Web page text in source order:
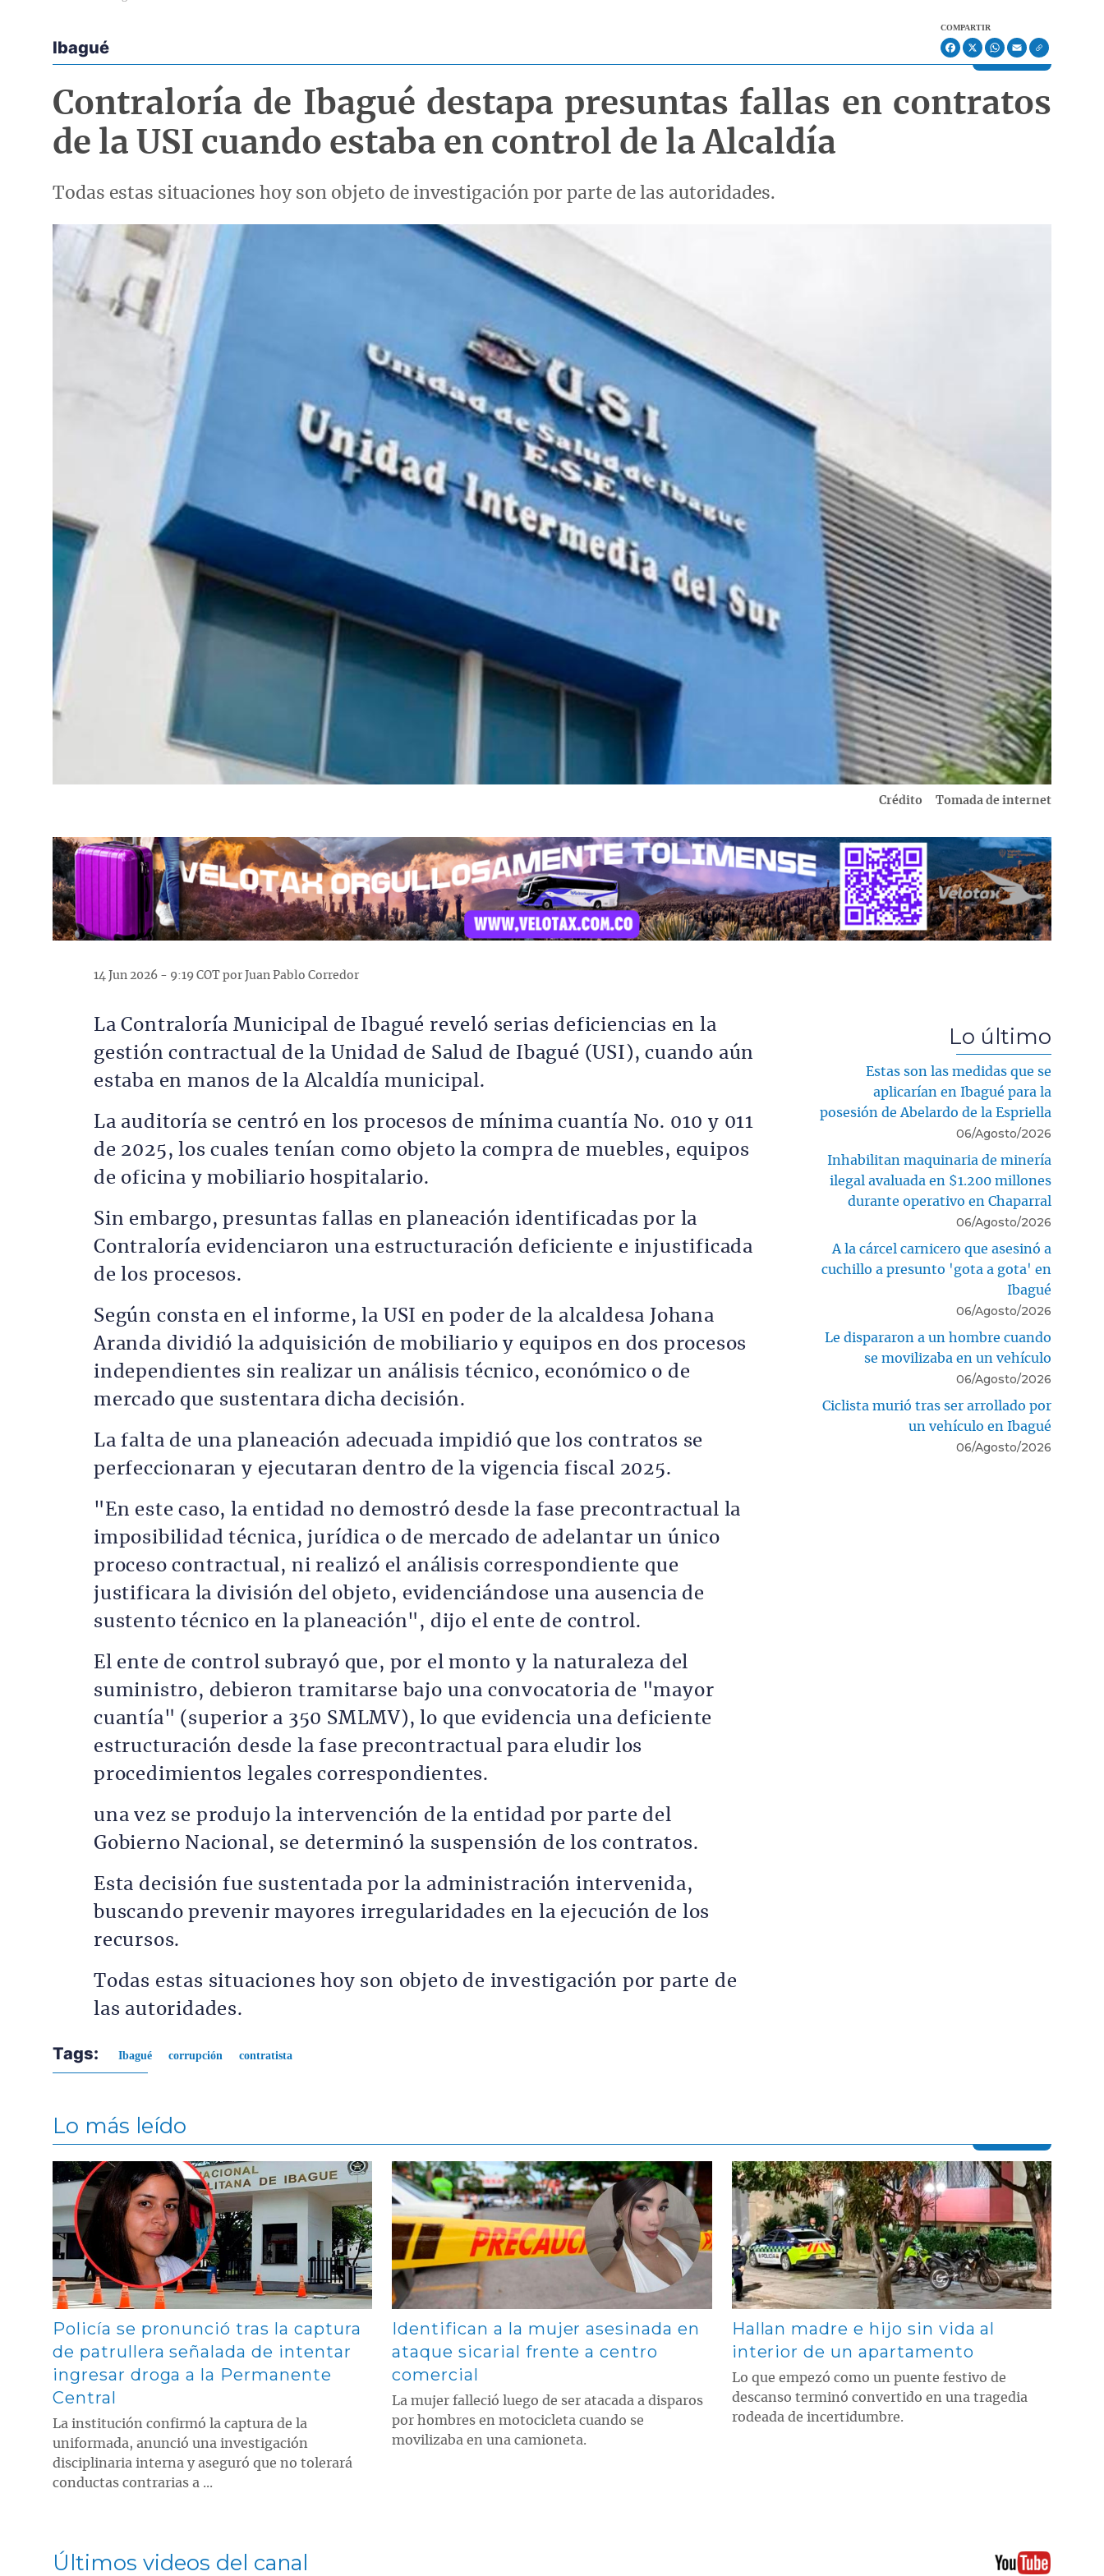
Econoticias y Eventos
Ibagué
COMPARTIR
Facebook
X WhatsApp
Email
Contraloría de Ibagué destapa presuntas fallas en contratos
de la USI cuando estaba en control de la Alcaldía
Todas estas situaciones hoy son objeto de investigación por parte de las autoridades.
Imagen
Crédito Tomada de internet
14 Jun 2026 - 9:19 COT por Juan Pablo Corredor
La Contraloría Municipal de Ibagué reveló serias deficiencias en la
gestión contractual de la Unidad de Salud de Ibagué (USI), cuando aún
estaba en manos de la Alcaldía municipal.
La auditoría se centró en los procesos de mínima cuantía No. 010 y 011
de 2025, los cuales tenían como objeto la compra de muebles, equipos
de oficina y mobiliario hospitalario.
Sin embargo, presuntas fallas en planeación identificadas por la
Contraloría evidenciaron una estructuración deficiente e injustificada
de los procesos.
Según consta en el informe, la USI en poder de la alcaldesa Johana
Aranda dividió la adquisición de mobiliario y equipos en dos procesos
independientes sin realizar un análisis técnico, económico o de
mercado que sustentara dicha decisión.
La falta de una planeación adecuada impidió que los contratos se
perfeccionaran y ejecutaran dentro de la vigencia fiscal 2025.
"En este caso, la entidad no demostró desde la fase precontractual la
imposibilidad técnica, jurídica o de mercado de adelantar un único
proceso contractual, ni realizó el análisis correspondiente que
justificara la división del objeto, evidenciándose una ausencia de
sustento técnico en la planeación", dijo el ente de control.
El ente de control subrayó que, por el monto y la naturaleza del
suministro, debieron tramitarse bajo una convocatoria de "mayor
cuantía" (superior a 350 SMLMV), lo que evidencia una deficiente
estructuración desde la fase precontractual para eludir los
procedimientos legales correspondientes.
una vez se produjo la intervención de la entidad por parte del
Gobierno Nacional, se determinó la suspensión de los contratos.
Esta decisión fue sustentada por la administración intervenida,
buscando prevenir mayores irregularidades en la ejecución de los
recursos.
Todas estas situaciones hoy son objeto de investigación por parte de
las autoridades.
Lo último
Estas son las medidas que se
aplicarían en Ibagué para la
posesión de Abelardo de la Espriella
06/Agosto/2026
Inhabilitan maquinaria de minería
ilegal avaluada en $1.200 millones
durante operativo en Chaparral
06/Agosto/2026
A la cárcel carnicero que asesinó a
cuchillo a presunto 'gota a gota' en
Ibagué
06/Agosto/2026
Le dispararon a un hombre cuando
se movilizaba en un vehículo
06/Agosto/2026
Ciclista murió tras ser arrollado por
un vehículo en Ibagué
06/Agosto/2026
Tags: Ibagué corrupción contratista
Lo más leído
Contenido multimedia principal
Policía se pronunció tras la captura
de patrullera señalada de intentar
ingresar droga a la Permanente
Central
La institución confirmó la captura de la
uniformada, anunció una investigación
disciplinaria interna y aseguró que no tolerará
conductas contrarias a ...
Contenido multimedia principal
Identifican a la mujer asesinada en
ataque sicarial frente a centro
comercial
La mujer falleció luego de ser atacada a disparos
por hombres en motocicleta cuando se
movilizaba en una camioneta.
Contenido multimedia principal
Hallan madre e hijo sin vida al
interior de un apartamento
Lo que empezó como un puente festivo de
descanso terminó convertido en una tragedia
rodeada de incertidumbre.
Últimos videos del canal